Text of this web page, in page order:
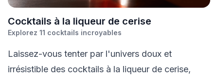
Cocktails à la liqueur de cerise
Explorez 11 cocktails incroyables
Laissez-vous tenter par l'univers doux et
irrésistible des cocktails à la liqueur de cerise,